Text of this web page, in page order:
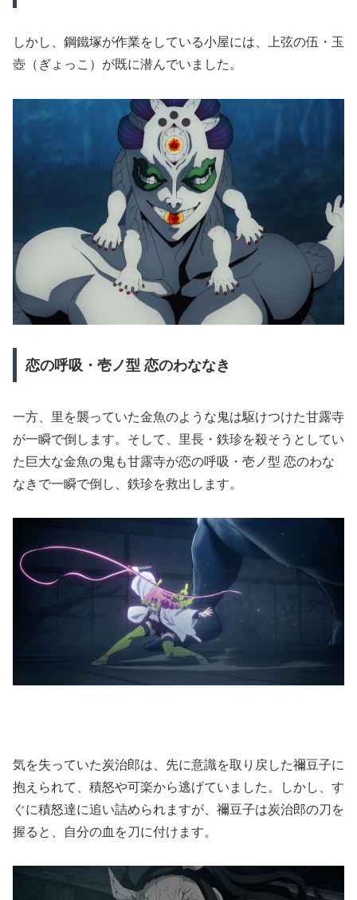
しかし、鋼鐵塚が作業をしている小屋には、上弦の伍・玉
壺（ぎょっこ）が既に潜んでいました。
恋の呼吸・壱ノ型 恋のわななき
一方、里を襲っていた金魚のような鬼は駆けつけた甘露寺
が一瞬で倒します。そして、里長・鉄珍を殺そうとしてい
た巨大な金魚の鬼も甘露寺が恋の呼吸・壱ノ型 恋のわな
なきで一瞬で倒し、鉄珍を救出します。
気を失っていた炭治郎は、先に意識を取り戻した禰豆子に
抱えられて、積怒や可楽から逃げていました。しかし、す
ぐに積怒達に追い詰められますが、禰豆子は炭治郎の刀を
握ると、自分の血を刀に付けます。